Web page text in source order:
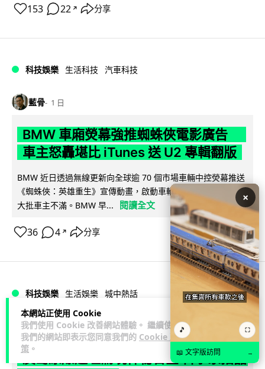
本網站正使用 Cookie
我們使用 Cookie 改善網站體驗。 繼續使用
我們的網站即表示您同意我們的 Cookie 政
策 。
153 22 ↗ 分享
科技娛樂 生活科技 汽車科技
藍骨 1 日
BMW 車廂熒幕強推蜘蛛俠電影廣告
車主怒轟堪比 iTunes 送 U2 專輯翻版
BMW 近日透過無線更新向全球逾 70 個市場車輛中控熒幕推送
《蜘蛛俠：英雄重生》宣傳動畫，啟動車輛即彈出通知，觸發
大批車主不滿。BMW 早...
閱讀全文
36 4 ↗ 分享
科技娛樂 生活娛樂 城中熱話
Lawton 1 日
廣島原爆遺址驚現神秘合金 科學家指晶
×
🎵 ⛶
📖 文字版訪問 →